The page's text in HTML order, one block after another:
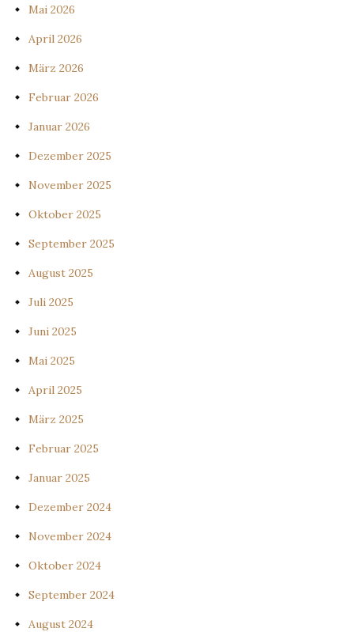
Mai 2026
April 2026
März 2026
Februar 2026
Januar 2026
Dezember 2025
November 2025
Oktober 2025
September 2025
August 2025
Juli 2025
Juni 2025
Mai 2025
April 2025
März 2025
Februar 2025
Januar 2025
Dezember 2024
November 2024
Oktober 2024
September 2024
August 2024